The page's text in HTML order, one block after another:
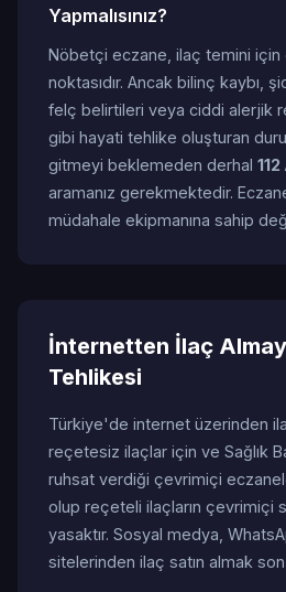
Yapmalısınız?
Nöbetçi eczane, ilaç temini için
noktasıdır. Ancak bilinç kaybı,
felç belirtileri veya ciddi alerjik
gibi hayati tehlike oluşturan
gitmeyi beklemeden derhal
aramanız gerekmektedir.
müdahale ekipmanına sahip
İnternetten İlaç
Tehlikesi
Türkiye'de internet üzerinden
reçetesiz ilaçlar için ve Sağlık
ruhsat verdiği çevrimiçi
olup reçeteli ilaçların çevrimiçi
yasaktır. Sosyal medya,
sitelerinden ilaç satın almak